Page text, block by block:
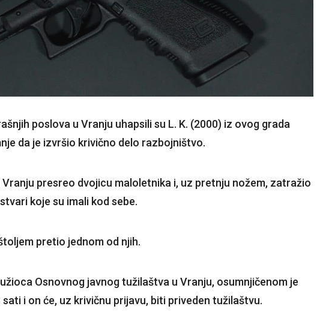
poslova u Vranju uhapsili su L. K. (2000) iz ovog grada
da je izvršio krivično delo razbojništvo.
Vranju presreo dvojicu maloletnika i, uz pretnju nožem, zatražio
koje su imali kod sebe.
pretio jednom od njih.
Osnovnog javnog tužilaštva u Vranju, osumnjičenom je
i on će, uz krivičnu prijavu, biti priveden tužilaštvu.